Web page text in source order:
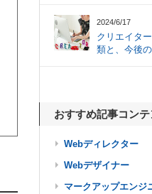
2024/6/17
クリエイタ
類と、今後
おすすめ記事コンテ
Webディレクター
Webデザイナー
マークアップエンジ